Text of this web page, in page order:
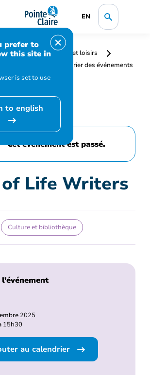
EN
prefer to
this site in
is set to use
to english
culture, sports et loisirs
inscription
Calendrier des événements
of Life Writers
Cet événement est passé.
Life Writers
Culture et bibliothèque
2025
15h30
au calendrier